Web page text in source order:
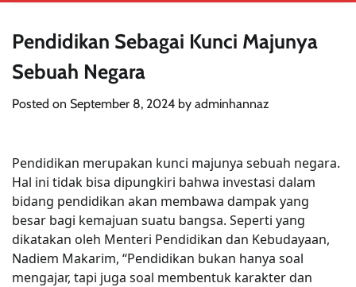
Pendidikan Sebagai Kunci Majunya
Sebuah Negara
Posted on September 8, 2024 by adminhannaz
Pendidikan merupakan kunci majunya sebuah negara.
Hal ini tidak bisa dipungkiri bahwa investasi dalam
bidang pendidikan akan membawa dampak yang
besar bagi kemajuan suatu bangsa. Seperti yang
dikatakan oleh Menteri Pendidikan dan Kebudayaan,
Nadiem Makarim, “Pendidikan bukan hanya soal
mengajar, tapi juga soal membentuk karakter dan